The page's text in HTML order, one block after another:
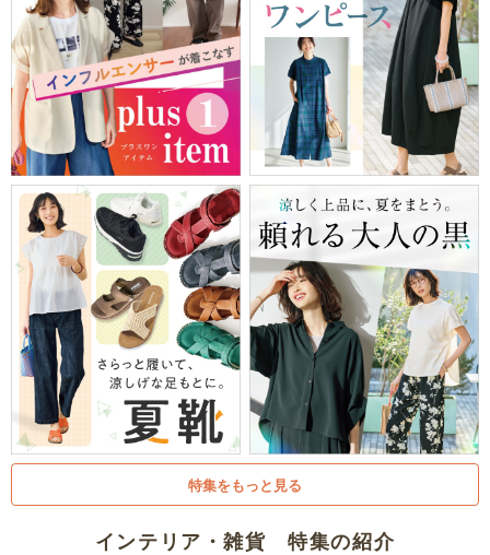
特集をもっと見る
インテリア・雑貨 特集の紹介